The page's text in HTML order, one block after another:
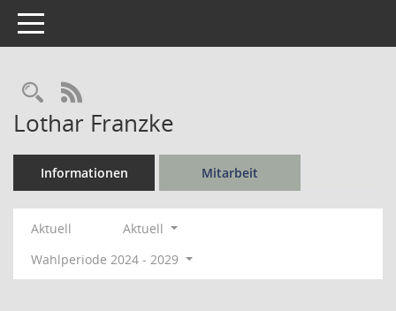
Toggle navigation
Rechercheauswahl
RSS-Feed
Lothar Franzke
Informationen Mitarbeit
Aktuell
Aktuell
Wahlperiode 2024 - 2029